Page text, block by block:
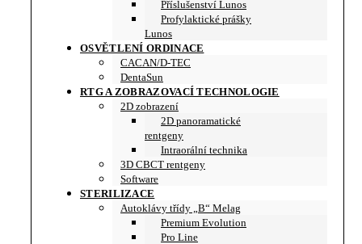
Příslušenství Lunos
Profylaktické prášky
Lunos
OSVĚTLENÍ ORDINACE
CACAN/D-TEC
DentaSun
RTG A ZOBRAZOVACÍ TECHNOLOGIE
2D zobrazení
2D panoramatické
rentgeny
Intraorální technika
3D CBCT rentgeny
Software
STERILIZACE
Autoklávy třídy „B“ Melag
Premium Evolution
Pro Line